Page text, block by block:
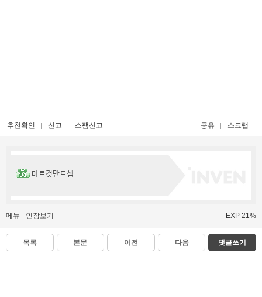
추천확인 신고 스팸신고 공유 스크랩
마트것만드셈
메뉴 인장보기 EXP 21%
목록 본문 이전 다음 댓글쓰기